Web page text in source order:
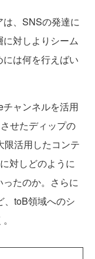
、SNSの発達に
対しよりシーム
は何を行えばい
ャンネルを活用
せたディップの
限活用したコンテ
対しどのように
たのか。さらに
、toB領域へのシ